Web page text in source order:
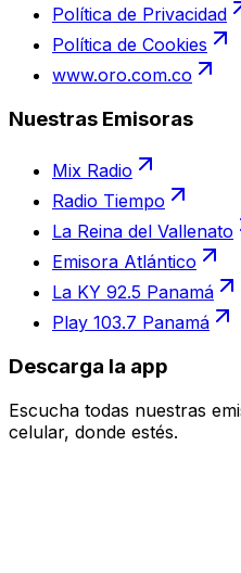
Política de Privacidad
Política de Cookies
www.oro.com.co
Nuestras Emisoras
Mix Radio
Radio Tiempo
La Reina del Vallenato
Emisora Atlántico
La KY 92.5 Panamá
Play 103.7 Panamá
Descarga la app
Escucha todas nuestras
celular, donde estés.